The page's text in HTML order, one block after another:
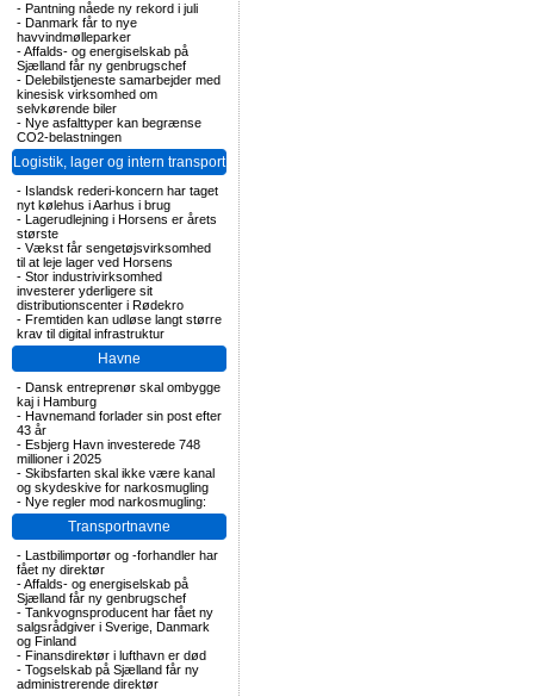
- Pantning nåede ny rekord i juli
- Danmark får to nye
havvindmølleparker
-Affalds- og energiselskab på
Sjælland får ny genbrugschef
- Delebilstjeneste samarbejder med
kinesisk virksomhed om
selvkørende biler
- Nye asfalttyper kan begrænse
CO2-belastningen
Logistik, lager og intern transport
- Islandsk rederi-koncern har taget
nyt kølehus i Aarhus i brug
- Lagerudlejning i Horsens er årets
største
- Vækst får sengetøjsvirksomhed
til at leje lager ved Horsens
- Stor industrivirksomhed
investerer yderligere sit
distributionscenter i Rødekro
- Fremtiden kan udløse langt større
krav til digital infrastruktur
Havne
- Dansk entreprenør skal ombygge
kaj i Hamburg
- Havnemand forlader sin post efter
43 år
- Esbjerg Havn investerede 748
millioner i 2025
- Skibsfarten skal ikke være kanal
og skydeskive for narkosmugling
- Nye regler mod narkosmugling:
Transportnavne
- Lastbilimportør og -forhandler har
fået ny direktør
-Affalds- og energiselskab på
Sjælland får ny genbrugschef
- Tankvognsproducent har fået ny
salgsrådgiver i Sverige, Danmark
og Finland
- Finansdirektør i lufthavn er død
- Togselskab på Sjælland får ny
administrerende direktør